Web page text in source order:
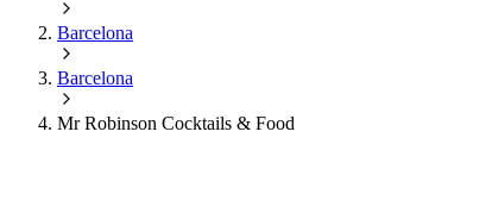
Barcelona
Barcelona
Mr Robinson Cocktails & Food